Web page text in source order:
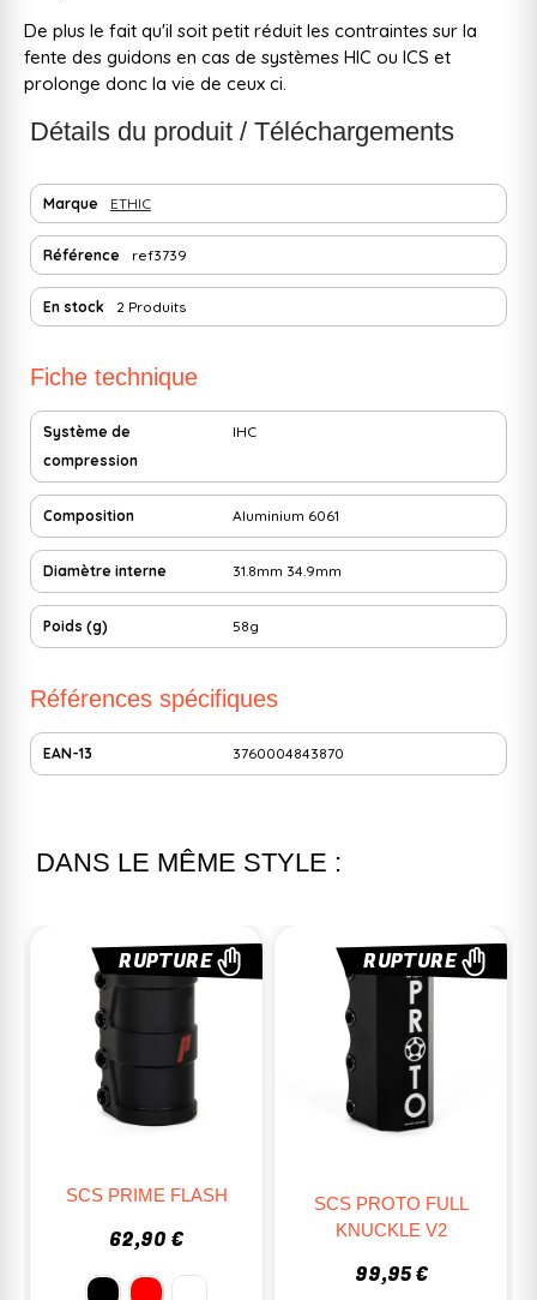
De plus le fait qu'il soit petit réduit les contraintes sur la
fente des guidons en cas de systèmes HIC ou ICS et
prolonge donc la vie de ceux ci.
Détails du produit / Téléchargements
Marque ETHIC
Référence ref3739
En stock 2 Produits
Fiche technique
Système de
compression
IHC
Composition Aluminium 6061
Diamètre interne 31.8mm 34.9mm
Poids (g) 58g
Références spécifiques
EAN-13 3760004843870
DANS LE MÊME STYLE :
FLASH
RUPTURE
SCS PROTO FULL